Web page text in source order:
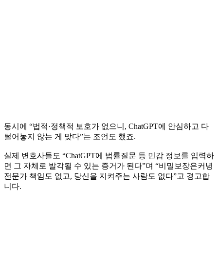
동시에 “법적·정책적 보호가 없으니, ChatGPT에 안심하고 다
털어놓지 않는 게 맞다”는 조언도 했죠.
실제 변호사들도 “ChatGPT에 법률질문 등 민감 정보를 입력하
면 그 자체로 발각될 수 있는 증거가 된다”며 “비밀보장은커녕
전문가 책임도 없고, 당신을 지켜주는 사람도 없다”고 경고합
니다.